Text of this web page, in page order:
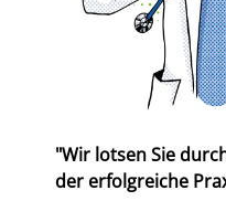
"Wir lotsen Sie
der erfolgreiche